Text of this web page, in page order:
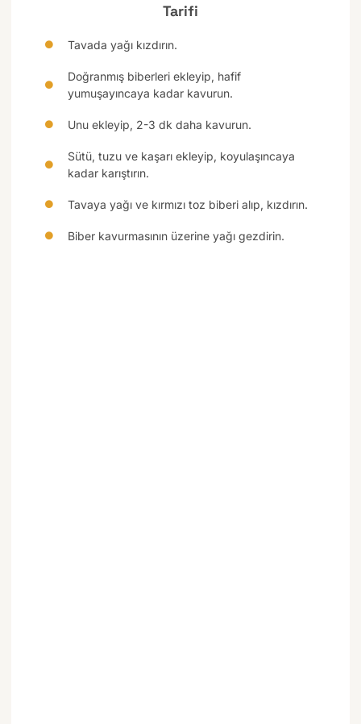
Tarifi
Tavada yağı kızdırın.
Doğranmış biberleri ekleyip, hafif
yumuşayıncaya kadar kavurun.
Unu ekleyip, 2-3 dk daha kavurun.
Sütü, tuzu ve kaşarı ekleyip, koyulaşıncaya
kadar karıştırın.
Tavaya yağı ve kırmızı toz biberi alıp, kızdırın.
Biber kavurmasının üzerine yağı gezdirin.